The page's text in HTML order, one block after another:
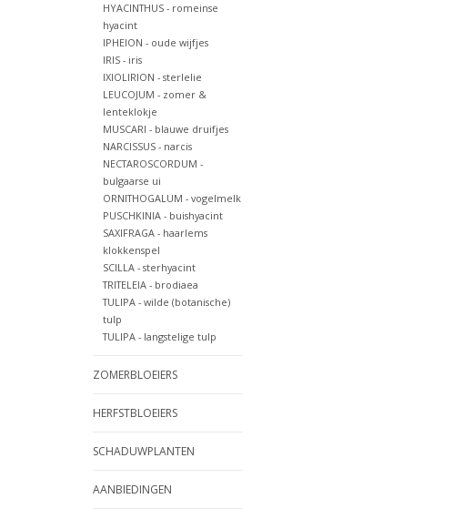
HYACINTHUS - romeinse
hyacint
IPHEION - oude wijfjes
IRIS - iris
IXIOLIRION - sterlelie
LEUCOJUM - zomer &
lenteklokje
MUSCARI - blauwe druifjes
NARCISSUS - narcis
NECTAROSCORDUM -
bulgaarse ui
ORNITHOGALUM - vogelmelk
PUSCHKINIA - buishyacint
SAXIFRAGA - haarlems
klokkenspel
SCILLA - sterhyacint
TRITELEIA - brodiaea
TULIPA - wilde (botanische)
tulp
TULIPA - langstelige tulp
ZOMERBLOEIERS
HERFSTBLOEIERS
SCHADUWPLANTEN
AANBIEDINGEN